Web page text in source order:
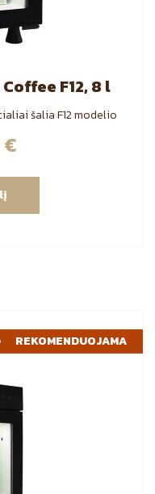
F12, 8 l
šalia F12 modelio
€
REKOMENDUOJAMA